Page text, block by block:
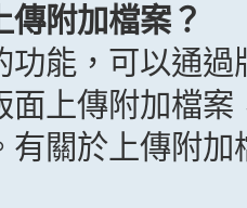
附加檔案？
功能，可以通
面上傳附加檔
有關於上傳附